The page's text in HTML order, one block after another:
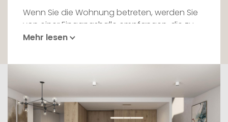
Wenn Sie die Wohnung betreten, werden Sie
von einer Eingangshalle empfangen, die zu
einem großen Wohnzimmer von 30m² führt,
Fenster einen schönen Lichteinfall genießt.
Jede Wohnung bietet eine unvergleichliche
Lebensqualität und Komfort:
Fußbodenheizung, Haustechnik, hochwertige
Mehr lesen